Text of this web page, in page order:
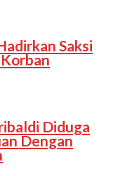
Saksi
Diduga
Dengan